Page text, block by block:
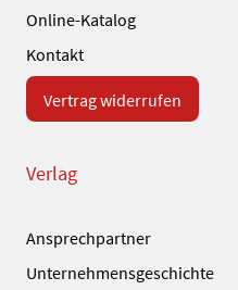
Online-Katalog
Kontakt
Vertrag widerrufen
Verlag
Ansprechpartner
Unternehmensgeschichte